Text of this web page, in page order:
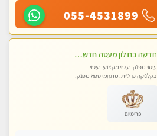
055-4531899
חדשה בחולון מעסה חדשה בחולון איכותית למאסז מקצועי ומפנק לכל שרירי הגוף עיסוי מכל הלב
עיסוי מפנק, עיסוי מקצועי, עיסוי
בקלניקה פרטית, מתחמי ספא מפנק,
פרימיום